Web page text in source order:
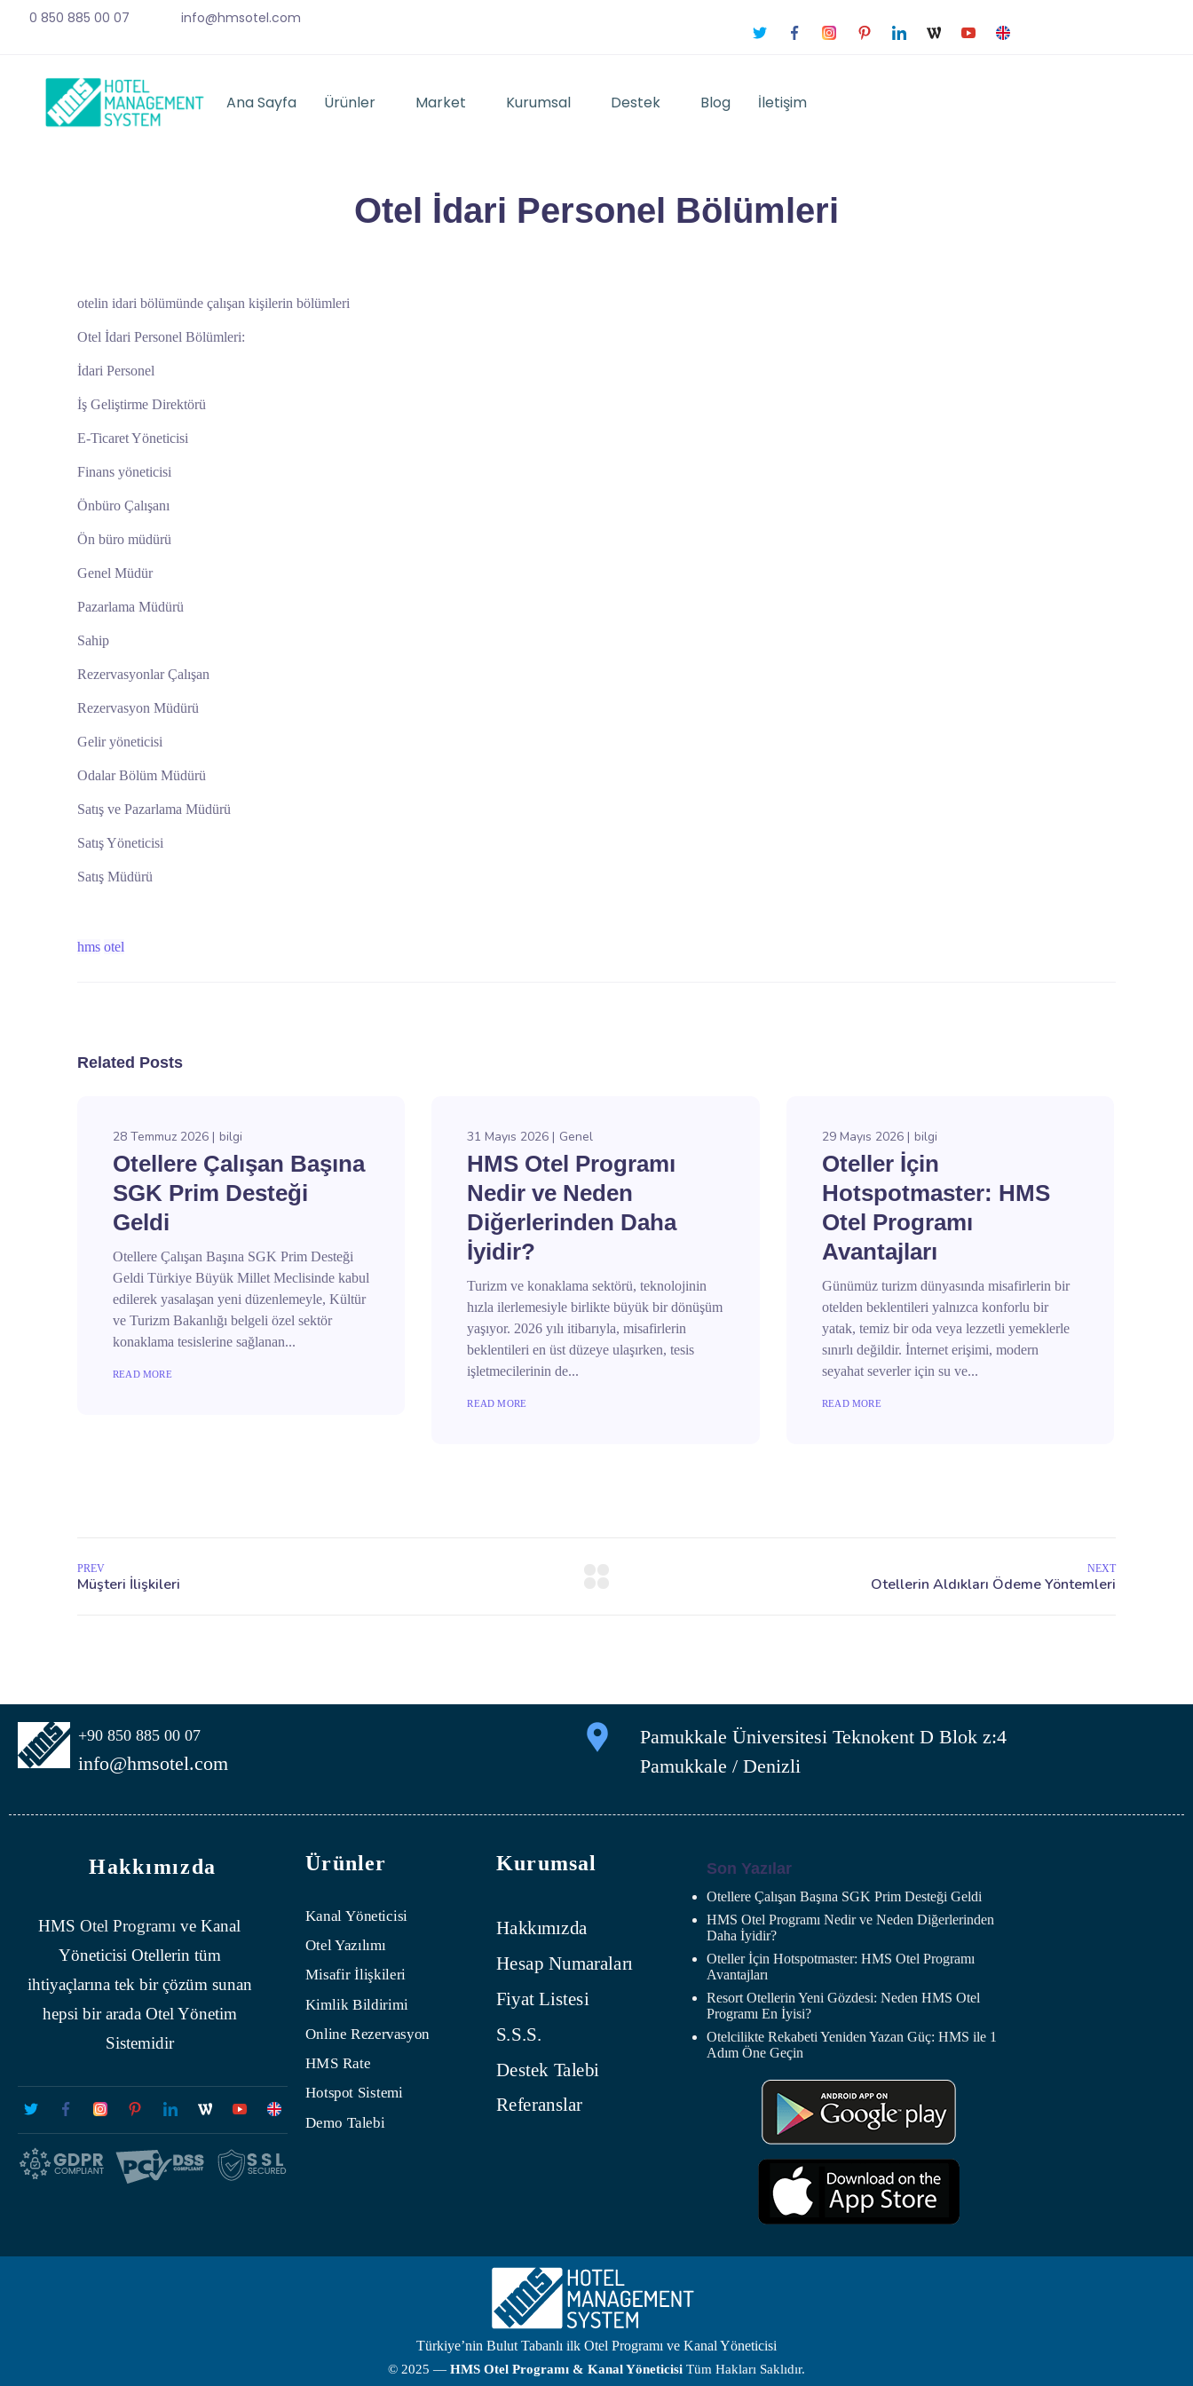
0 850 885 00 07 info@hmsotel.com
Ana Sayfa Ürünler Market Kurumsal Destek Blog İletişim
Otel İdari Personel Bölümleri
otelin idari bölümünde çalışan kişilerin bölümleri
Otel İdari Personel Bölümleri:
İdari Personel
İş Geliştirme Direktörü
E-Ticaret Yöneticisi
Finans yöneticisi
Önbüro Çalışanı
Ön büro müdürü
Genel Müdür
Pazarlama Müdürü
Sahip
Rezervasyonlar Çalışan
Rezervasyon Müdürü
Gelir yöneticisi
Odalar Bölüm Müdürü
Satış ve Pazarlama Müdürü
Satış Yöneticisi
Satış Müdürü
hms otel
Related Posts
28 Temmuz 2026 bilgi
Otellere Çalışan Başına
SGK Prim Desteği
Geldi
Otellere Çalışan Başına SGK Prim Desteği
Geldi Türkiye Büyük Millet Meclisinde kabul
edilerek yasalaşan yeni düzenlemeyle, Kültür
ve Turizm Bakanlığı belgeli özel sektör
konaklama tesislerine sağlanan...
READ MORE
31 Mayıs 2026 Genel
HMS Otel Programı
Nedir ve Neden
Diğerlerinden Daha
İyidir?
Turizm ve konaklama sektörü, teknolojinin
hızla ilerlemesiyle birlikte büyük bir dönüşüm
yaşıyor. 2026 yılı itibarıyla, misafirlerin
beklentileri en üst düzeye ulaşırken, tesis
işletmecilerinin de...
READ MORE
29 Mayıs 2026 bilgi
Oteller İçin
Hotspotmaster: HMS
Otel Programı
Avantajları
Günümüz turizm dünyasında misafirlerin bir
otelden beklentileri yalnızca konforlu bir
yatak, temiz bir oda veya lezzetli yemeklerle
sınırlı değildir. İnternet erişimi, modern
seyahat severler için su ve...
READ MORE
PREV NEXT
+90 850 885 00 07
info@hmsotel.com
Pamukkale Üniversitesi Teknokent D Blok z:4
Pamukkale / Denizli
Hakkımızda
HMSOtel Programı ve Kanal
Yöneticisi Otellerin tüm
ihtiyaçlarına tek bir çözüm sunan
hepsi bir arada Otel Yönetim
Sistemidir
Ürünler
Kanal Yöneticisi
Otel Yazılımı
Misafir İlişkileri
Kimlik Bildirimi
Online Rezervasyon
HMS Rate
Hotspot Sistemi
Demo Talebi
Kurumsal
Hakkımızda
Hesap Numaraları
Fiyat Listesi
S.S.S.
Destek Talebi
Referanslar
Son Yazılar
Otellere Çalışan Başına SGK Prim Desteği Geldi
HMS Otel Programı Nedir ve Neden Diğerlerinden
Daha İyidir?
Oteller İçin Hotspotmaster: HMS Otel Programı
Avantajları
Resort Otellerin Yeni Gözdesi: Neden HMS Otel
Programı En İyisi?
Otelcilikte Rekabeti Yeniden Yazan Güç: HMS ile 1
Adım Öne Geçin
Türkiye’nin Bulut Tabanlı ilk Otel Programı ve Kanal Yöneticisi
© 2025 — HMS Otel Programı & Kanal Yöneticisi Tüm Hakları Saklıdır.